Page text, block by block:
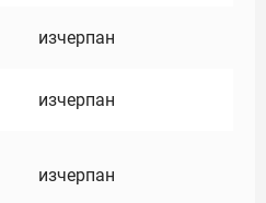
изчерпан
изчерпан
изчерпан